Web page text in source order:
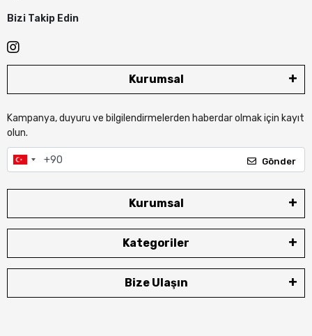
Bizi Takip Edin
Kurumsal
Kampanya, duyuru ve bilgilendirmelerden haberdar olmak için kayıt
olun.
Gönder
Kurumsal
Kategoriler
Bize Ulaşın